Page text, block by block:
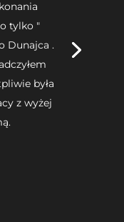
tylko "
Dunajca .
była
z wyżej